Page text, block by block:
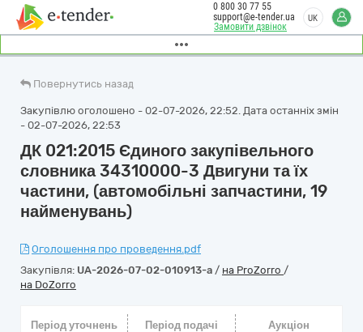
Замовити дзвінок
0 800 30 77 55
support@e-tender.ua
UK
Повернутись назад
Закупівлю оголошено - 02-07-2026, 22:52. Дата останніх змін
- 02-07-2026, 22:53
ДК 021:2015 Єдиного закупівельного
словника 34310000-3 Двигуни та їх
частини, (автомобільні запчастини, 19
найменувань)
Оголошення про проведення.pdf
Закупівля: UA-2026-07-02-010913-a / на ProZorro /
на DoZorro
Період уточнень
Період подачі
Аукціон